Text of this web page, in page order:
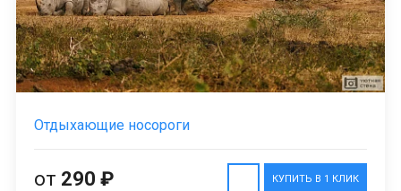
Отдыхающие носороги
КУПИТЬ В 1 КЛИК
от 290 ₽